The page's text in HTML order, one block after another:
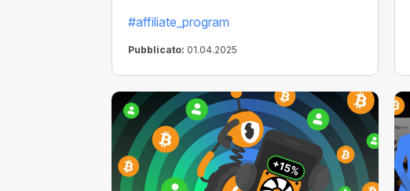
#affiliate_program
Pubblicato: 01.04.2025